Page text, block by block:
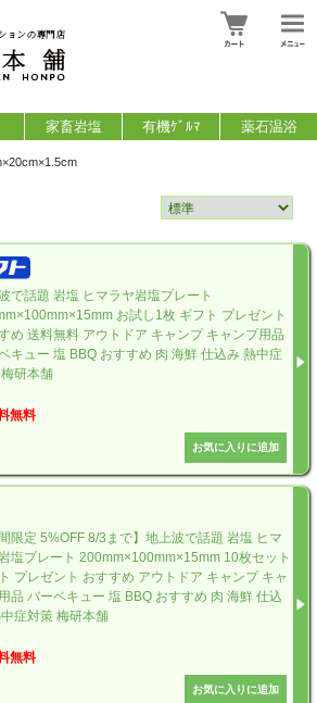
家畜岩塩 有機ｹﾞﾙﾏ 薬石温浴
で話題 岩塩 ヒマラヤ岩塩プレート
お試し1枚 ギフト プレゼント
め 送料無料 アウトドア キャンプ キャンプ用品
キュー 塩 BBQ おすすめ 肉 海鮮 仕込み 熱中症
研本舗
無料
間限定 5%OFF 8/3まで】地上波で話題 岩塩 ヒマ
塩プレート 200mm×100mm×15mm 10枚セット
プレゼント おすすめ アウトドア キャンプ キャ
品 バーベキュー 塩 BBQ おすすめ 肉 海鮮 仕込
症対策 梅研本舗
無料